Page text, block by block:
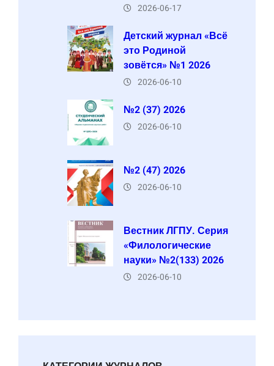
2026-06-17
Детский журнал «Всё
это Родиной
зовётся» №1 2026
2026-06-10
№2 (37) 2026
2026-06-10
№2 (47) 2026
2026-06-10
Вестник ЛГПУ. Серия
«Филологические
науки» №2(133) 2026
2026-06-10